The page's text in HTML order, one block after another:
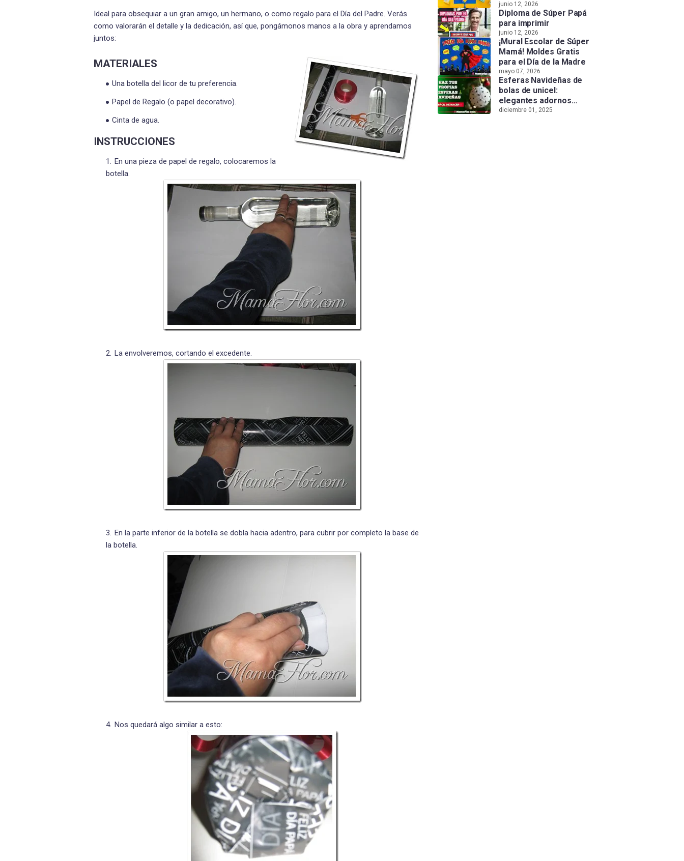
Ideal para obsequiar a un gran amigo, un hermano, o como regalo para el Día del Padre. Verás
como valorarán el detalle y la dedicación, así que, pongámonos manos a la obra y aprendamos
juntos:
MATERIALES
Una botella del licor de tu preferencia.
Papel de Regalo (o papel decorativo).
Cinta de agua.
INSTRUCCIONES
En una pieza de papel de regalo, colocaremos la
botella.
La envolveremos, cortando el excedente.
En la parte inferior de la botella se dobla hacia adentro, para cubrir por completo la base de
la botella.
Nos quedará algo similar a esto:
junio 12, 2026
Diploma de Súper Papá
para imprimir
junio 12, 2026
¡Mural Escolar de Súper
Mamá! Moldes Gratis
para el Día de la Madre
mayo 07, 2026
Esferas Navideñas de
bolas de unicel:
elegantes adornos
hechos a mano
diciembre 01, 2025